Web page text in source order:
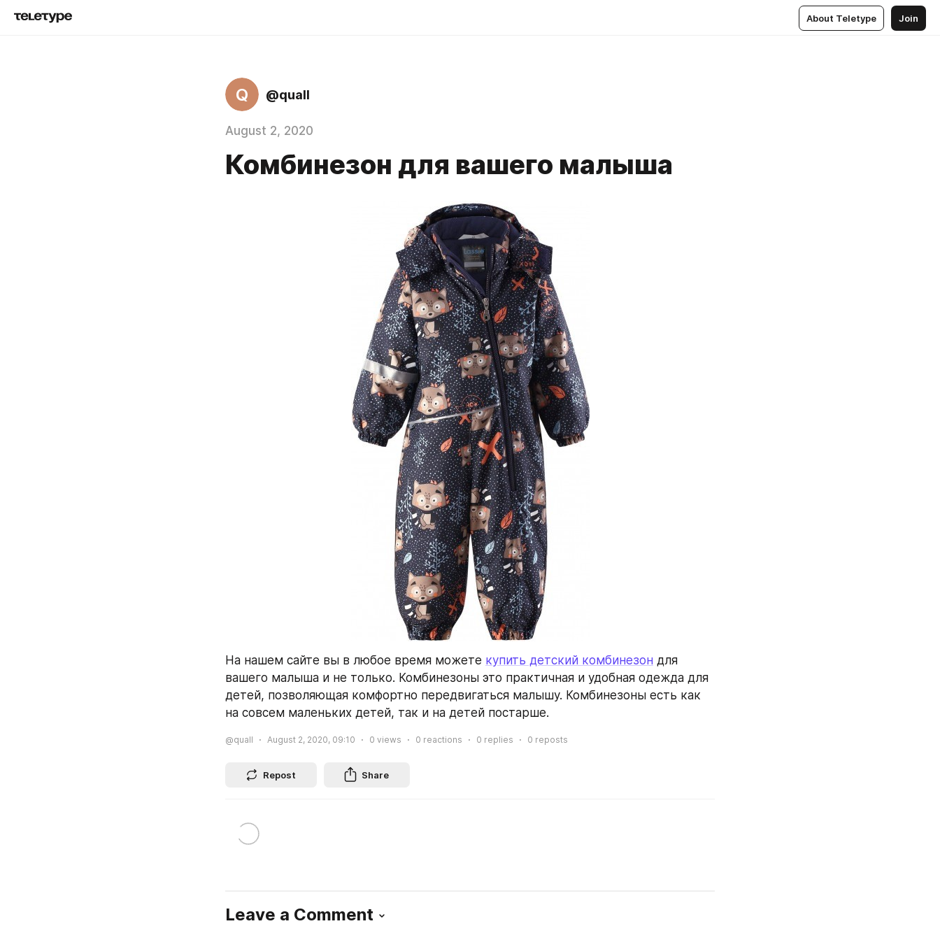
About Teletype Join
Q @quall
August 2, 2020
Комбинезон для вашего малыша
На нашем сайте вы в любое время можете купить детский комбинезон для
вашего малыша и не только. Комбинезоны это практичная и удобная одежда для
детей, позволяющая комфортно передвигаться малышу. Комбинезоны есть как
на совсем маленьких детей, так и на детей постарше.
@quall August 2, 2020, 09:10 0 views 0 reactions 0 replies 0 reposts
Repost Share
Leave a Comment